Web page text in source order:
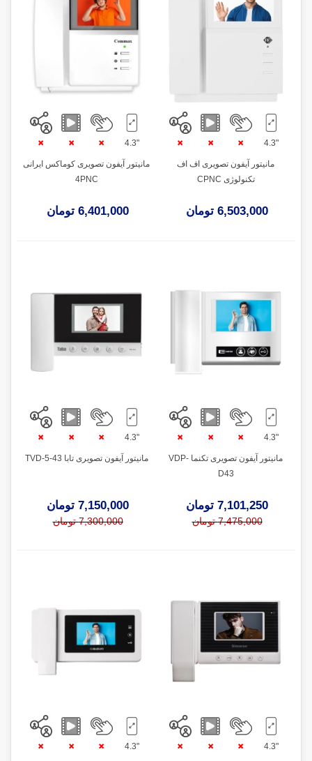
"4.3
مانیتور آیفون تصویری اف اف
تکنولوژی CPNC
6,503,000 تومان
"4.3
مانیتور آیفون تصویری کوماکس ایرانی
4PNC
6,401,000 تومان
"4.3
مانیتور آیفون تصویری تکنما VDP-
D43
7,101,250 تومان
7,475,000 تومان
"4.3
مانیتور آیفون تصویری تابا TVD-5-43
7,150,000 تومان
7,300,000 تومان
"4.3
"4.3